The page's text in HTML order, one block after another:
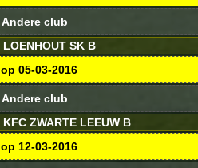
Andere club
LOENHOUT SK B
op 05-03-2016
Andere club
KFC ZWARTE LEEUW B
op 12-03-2016